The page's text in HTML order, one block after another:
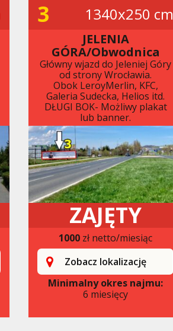
3 1340x250 cm
JELENIA
GÓRA/Obwodnica
Główny wjazd do Jeleniej Góry
od strony Wrocławia.
Obok LeroyMerlin, KFC,
Galeria Sudecka, Helios itd.
DŁUGI BOK- Możliwy plakat
lub banner.
ZAJĘTY
1000 zł netto/miesiąc
Zobacz lokalizację
Minimalny okres najmu:
6 miesięcy